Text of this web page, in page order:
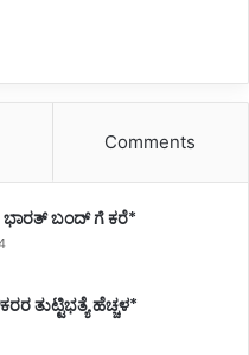
Comments
ಭಾರತ್‌ ಬಂದ್‌ ಗೆ ಕರೆ*
ತುಟ್ಟಿಭತ್ಯೆ ಹೆಚ್ಚಳ*